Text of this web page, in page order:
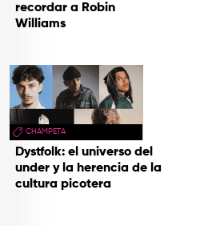
recordar a Robin
Williams
CHAMPETA
Dystfolk: el universo del
under y la herencia de la
cultura picotera